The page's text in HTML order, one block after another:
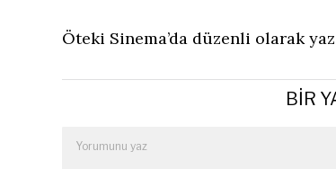
Öteki Sinema’da düzenli olarak
BIR